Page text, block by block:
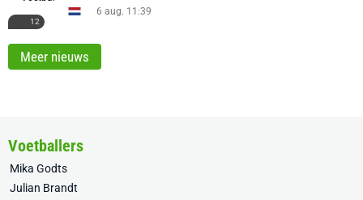
12
6 aug. 11:39
Meer nieuws
Voetballers
Mika Godts
Julian Brandt